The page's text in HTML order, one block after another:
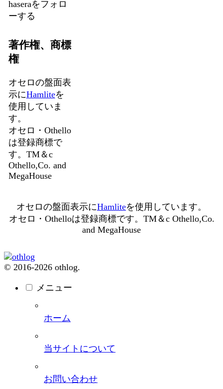
haseraをフォロ
ーする
著作権、商標
権
オセロの盤面表
示にHamliteを
使用していま
す。
オセロ・Othello
は登録商標で
す。TM＆c
Othello,Co. and
MegaHouse
オセロの盤面表示にHamliteを使用しています。
オセロ・Othelloは登録商標です。TM＆c Othello,Co.
and MegaHouse
© 2016-2026 othlog.
メニュー
ホーム
当サイトについて
お問い合わせ